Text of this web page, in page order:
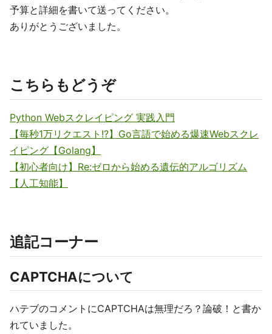
予算と詳細を書いて送ってください。
ありがとうございました。
こちらもどうぞ
Python Webスクレイピング 実践入門
【毎秒1万リクエスト!?】Go言語で始める爆速Webスクレ
イピング【Golang】
【初心者向け】Re:ゼロから始める遺伝的アルゴリズム
【人工知能】
追記コーナー
CAPTCHAについて
ハテブのコメントにCAPTCHAは無理だろ？論破！と書か
れていました。